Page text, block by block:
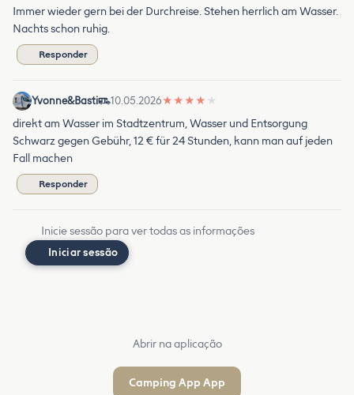
Immer wieder gern bei der Durchreise. Stehen herrlich am Wasser.
Nachts schon ruhig.
Responder
Yvonne&Basti 10.05.2026★ ★ ★ ★ ★
direkt am Wasser im Stadtzentrum, Wasser und Entsorgung
Schwarz gegen Gebühr, 12 € für 24 Stunden, kann man auf jeden
Fall machen
Responder
Inicie sessão para ver todas as informações
Iniciar sessão
Abrir na aplicação
Camping App App